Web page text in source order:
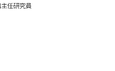
任研究員